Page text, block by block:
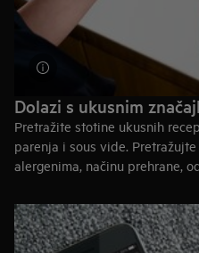
Dolazi s ukusnim
Pretražite stotine ukusnih
parenja i sous vide.
alergenima, načinu prehrane,
pronađite odgovarajuće
dodavati i vlastite bilješke
podijeliti ih putem društvenih